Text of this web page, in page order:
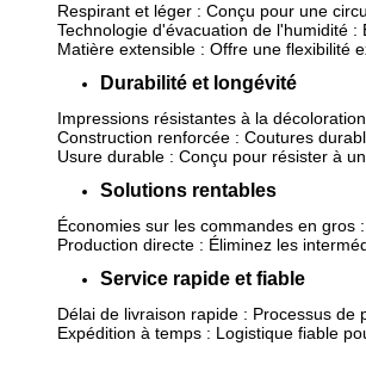
Respirant et léger : Conçu pour une
Technologie d'évacuation de l'humidité
Matière extensible : Offre une flexibilité
Durabilité et longévité
Impressions résistantes à la
Construction renforcée : Coutures
Usure durable : Conçu pour résister à
Solutions rentables
Économies sur les commandes en gros
Production directe : Éliminez les
Service rapide et fiable
Délai de livraison rapide : Processus de
Expédition à temps : Logistique fiable